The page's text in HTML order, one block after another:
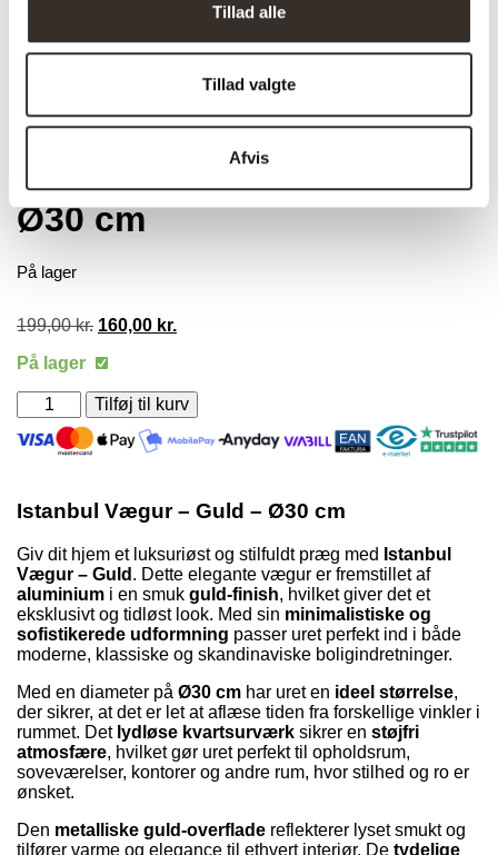
Tillad alle
Tillad valgte
Afvis
Istanbul Vægur – Guld –
Ø30 cm
På lager
199,00kr. Den
pris
199,00 kr..
160,00 kr.
160,00 kr..
På lager
Istanbul
Vægur
-
Ø30
cm
Tilføj til kurv
Istanbul Vægur – Guld – Ø30 cm
Giv dit hjem et luksuriøst og stilfuldt præg med Istanbul
Vægur – Guld . Dette elegante vægur er fremstillet af
aluminium i en smuk guld-finish, hvilket giver det et
eksklusivt og tidløst look. Med sin minimalistiske og
sofistikerede udformning passer uret perfekt ind i både
moderne, klassiske og skandinaviske boligindretninger.
Med en diameter på Ø30 cm har uret en ideel størrelse,
der sikrer, at det er let at aflæse tiden fra forskellige vinkler i
rummet. Det lydløse kvartsurværk sikrer en støjfri
atmosfære, hvilket gør uret perfekt til opholdsrum,
soveværelser, kontorer og andre rum, hvor stilhed og ro er
ønsket.
Den metalliske guld-overflade reflekterer lyset smukt og
tilfører varme og elegance til ethvert interiør. De tydelige